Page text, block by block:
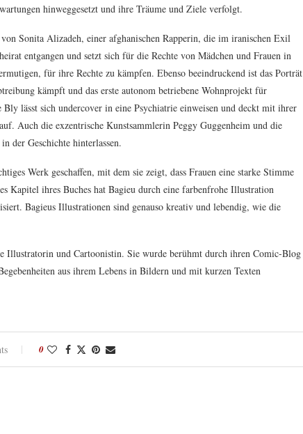
hinweggesetzt und ihre Träume und Ziele verfolgt.
Sonita Alizadeh, einer afghanischen Rapperin, die im iranischen Exil
entgangen und setzt sich für die Rechte von Mädchen und Frauen in
für ihre Rechte zu kämpfen. Ebenso beeindruckend ist das Porträt
kämpft und das erste autonom betriebene Wohnprojekt für
lässt sich undercover in eine Psychiatrie einweisen und deckt mit ihrer
Auch die exzentrische Kunstsammlerin Peggy Guggenheim und die
der Geschichte hinterlassen.
Werk geschaffen, mit dem sie zeigt, dass Frauen eine starke Stimme
Kapitel ihres Buches hat Bagieu durch eine farbenfrohe Illustration
Bagieus Illustrationen sind genauso kreativ und lebendig, wie die
Illustratorin und Cartoonistin. Sie wurde berühmt durch ihren Comic-Blog
aus ihrem Lebens in Bildern und mit kurzen Texten
0